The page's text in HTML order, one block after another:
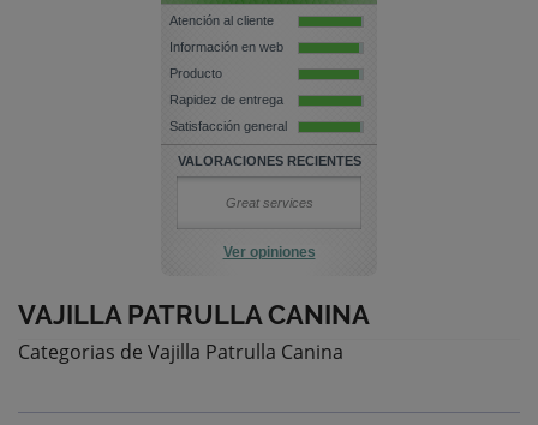
Atención al cliente
Información en web
Producto
Rapidez de entrega
Satisfacción general
VALORACIONES RECIENTES
Great services
Ver opiniones
VAJILLA PATRULLA CANINA
Categorias de Vajilla Patrulla Canina